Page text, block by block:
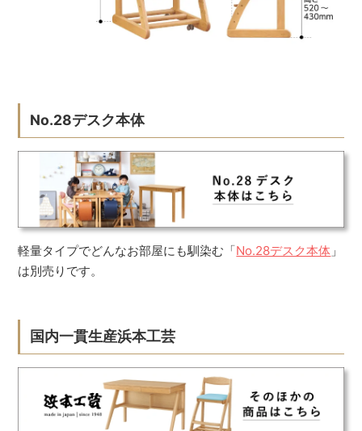
No.28デスク本体
軽量タイプでどんなお部屋にも馴染む「No.28デスク本体 」
は別売りです。
国内一貫生産浜本工芸